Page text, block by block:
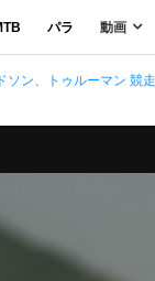
パラ 動画
ン、トゥルーマン 競